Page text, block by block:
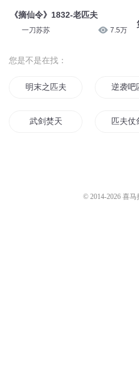
《摘仙令》1832-老匹夫
一刀苏苏 7.5万
您是不是在找：
明末之匹夫凶猛 逆袭吧
武剑焚天 匹夫仗
© 2014-2026 喜马